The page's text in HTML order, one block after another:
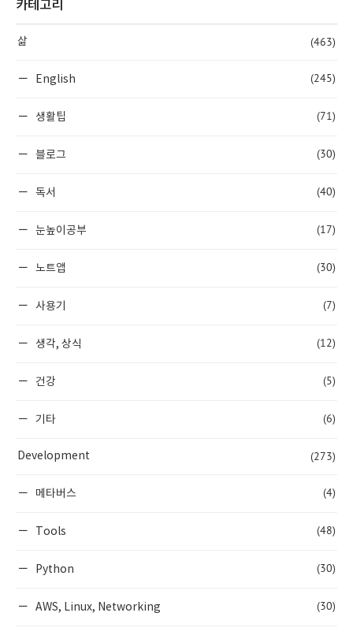
카테고리
삶 (463)
English (245)
생활팁 (71)
블로그 (30)
독서 (40)
눈높이공부 (17)
노트앱 (30)
사용기 (7)
생각, 상식 (12)
건강 (5)
기타 (6)
Development (273)
메타버스 (4)
Tools (48)
Python (30)
AWS, Linux, Networking (30)